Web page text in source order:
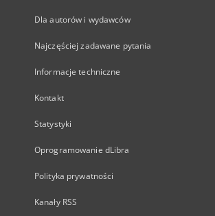
Dla autorów i wydawców
Najczęściej zadawane pytania
Informacje techniczne
Kontakt
Statystyki
Oprogramowanie dLibra
Polityka prywatności
Kanały RSS